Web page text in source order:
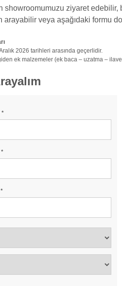
showroomumuzu ziyaret edebilir,
arayabilir veya aşağıdaki formu
2026 tarihleri arasında geçerlidir.
ek malzemeler (ek baca – uzatma –
*
*
*